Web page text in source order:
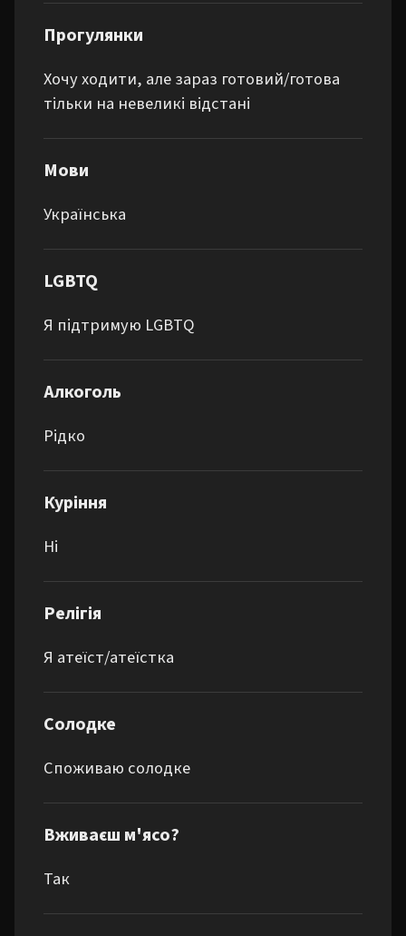
Прогулянки
Хочу ходити, але зараз готовий/готова
тільки на невеликі відстані
Мови
Українська
LGBTQ
Я підтримую LGBTQ
Алкоголь
Рідко
Куріння
Ні
Релігія
Я атеїст/атеїстка
Солодке
Споживаю солодке
Вживаєш м'ясо?
Так